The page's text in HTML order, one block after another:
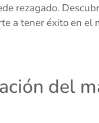
rezagado.
a tener éxito en
del